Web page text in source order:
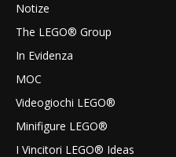
Notize
The LEGO® Group
In Evidenza
MOC
Videogiochi LEGO®
Minifigure LEGO®
I Vincitori LEGO® Ideas